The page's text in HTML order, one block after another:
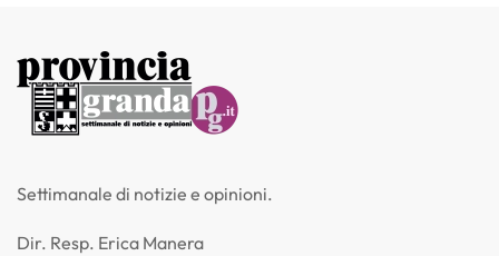
Settimanale di notizie e opinioni.
Dir. Resp. Erica Manera